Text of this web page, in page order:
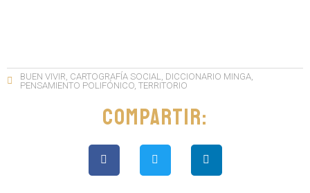
BUEN VIVIR CARTOGRAFÍA SOCIAL DICCIONARIO MINGA
PENSAMIENTO POLIFÓNICO TERRITORIO
Compartir: